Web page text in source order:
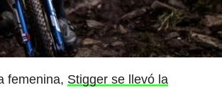
femenina, Stigger se llevó la